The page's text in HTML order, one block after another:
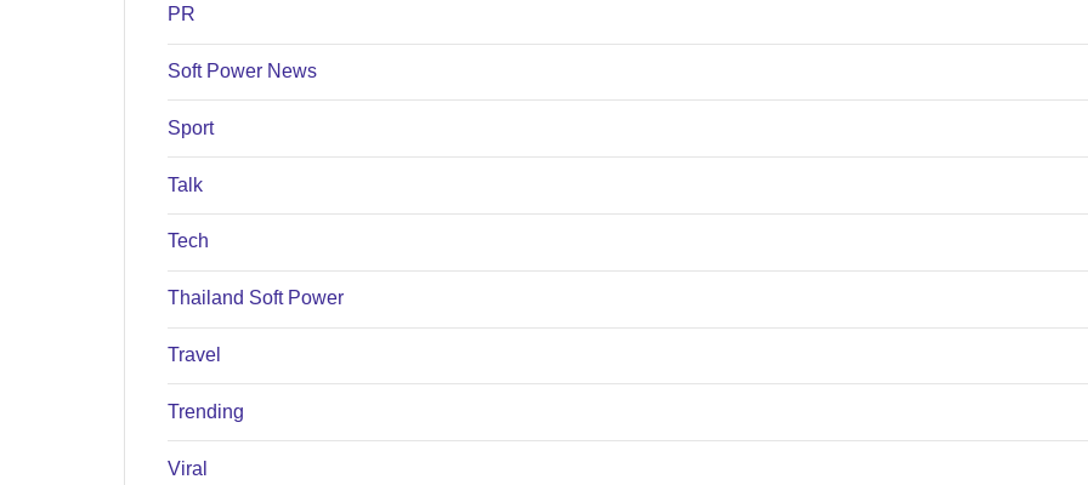
PR
Soft Power News
Sport
Talk
Tech
Thailand Soft Power
Travel
Trending
Viral